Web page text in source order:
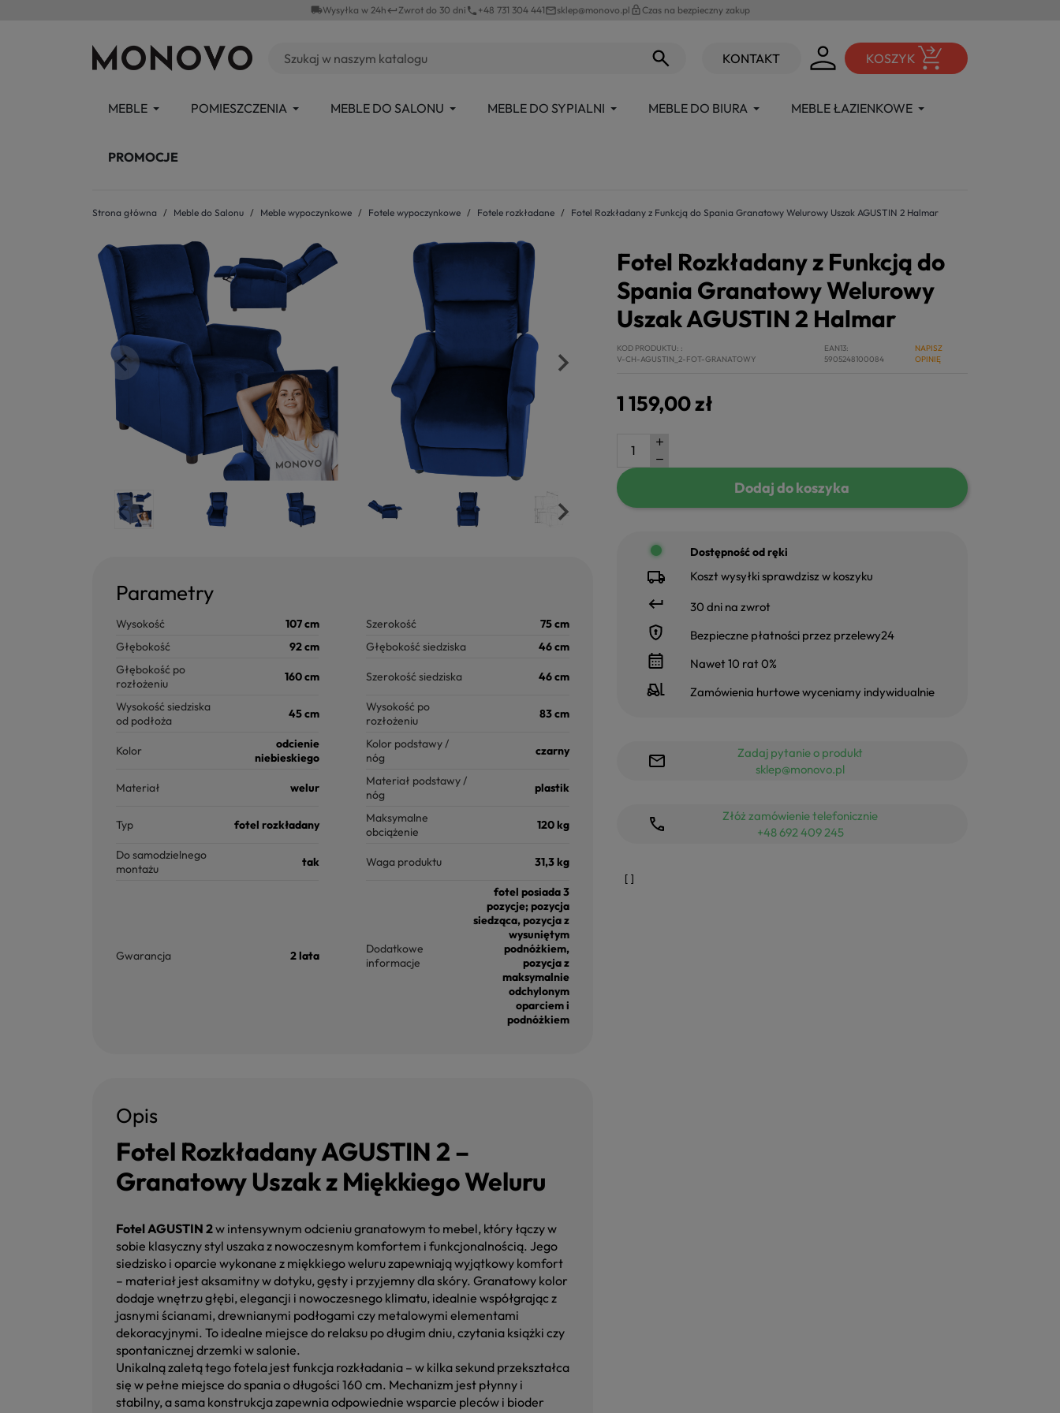
local_shippingWysyłka w 24hkeyboard_returnZwrot do 30 dni phone +48 731 304 441mail_outlinesklep@monovo.pl lock_outlineCzas na bezpieczny zakup
KONTAKT KOSZYK
MEBLE POMIESZCZENIA MEBLE DO SALONU MEBLE DO SYPIALNI MEBLE DO BIURA MEBLE ŁAZIENKOWE
PROMOCJE
Strona główna Meble do Salonu Meble wypoczynkowe Fotele wypoczynkowe Fotele rozkładane Fotel Rozkładany z Funkcją do Spania Granatowy Welurowy Uszak AGUSTIN 2 Halmar
Parametry
Wysokość 107 cm Szerokość
75 cm
Głębokość
92 cm Głębokość siedziska
46 cm
Głębokość po
rozłożeniu
160 cm Szerokość siedziska 46 cm
Wysokość siedziska
od podłoża
45 cm
Wysokość po
rozłożeniu
83 cm
Kolor
odcienie
niebieskiego
Kolor podstawy /
nóg
czarny
Materiał welur
Materiał podstawy /
nóg
plastik
Typ fotel rozkładany
Maksymalne
obciążenie
120 kg
Do samodzielnego
montażu
tak Waga produktu 31,3 kg
Gwarancja 2 lata
Dodatkowe
informacje
fotel posiada 3
pozycje; pozycja
siedząca, pozycja z
wysuniętym
podnóżkiem,
pozycja z
maksymalnie
odchylonym
oparciem i
podnóżkiem
Opis
Fotel Rozkładany AGUSTIN 2 –
Granatowy Uszak z Miękkiego Weluru
Fotel AGUSTIN 2w intensywnym odcieniu granatowym to mebel, który łączy w
sobie klasyczny styl uszaka z nowoczesnym komfortem i funkcjonalnością. Jego
siedzisko i oparcie wykonane z miękkiego weluru zapewniają wyjątkowy komfort
– materiał jest aksamitny w dotyku, gęsty i przyjemny dla skóry. Granatowy kolor
dodaje wnętrzu głębi, elegancji i nowoczesnego klimatu, idealnie współgrając z
jasnymi ścianami, drewnianymi podłogami czy metalowymi elementami
dekoracyjnymi. To idealne miejsce do relaksu po długim dniu, czytania książki czy
spontanicznej drzemki w salonie.
Unikalną zaletą tego fotela jest funkcja rozkładania – w kilka sekund przekształca
się w pełne miejsce do spania o długości 160 cm. Mechanizm jest płynny i
stabilny, a sama konstrukcja zapewnia odpowiednie wsparcie pleców i bioder
Fotel Rozkładany z Funkcją do
Spania Granatowy Welurowy
Uszak AGUSTIN 2 Halmar
KOD PRODUKTU:
V-CH-AGUSTIN_2-FOT-GRANATOWY
EAN13
5905248100084
NAPISZ
OPINIĘ
1 159,00 zł
Dodaj do koszyka
Dostępność od ręki
Koszt wysyłki sprawdzisz w koszyku
30 dni na zwrot
Bezpieczne płatności przez przelewy24
Nawet 10 rat 0%
Zamówienia hurtowe wyceniamy indywidualnie
Zadaj pytanie o produkt
sklep@monovo.pl
Złóż zamówienie telefonicznie
+48 692 409 245